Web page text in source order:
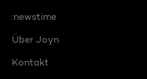
:newstime
Über Joyn
Kontakt